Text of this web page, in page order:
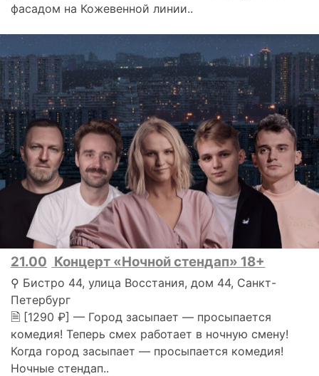
фасадом на Кожевенной линии..
21.00 Концерт «Ночной стендап» 18+
⚲ Бистро 44, улица Восстания, дом 44, Санкт-
Петербург
🗎 [1290 ₽] — Город засыпает — просыпается
комедия! Теперь смех работает в ночную смену!
Когда город засыпает — просыпается комедия!
Ночные стендап..